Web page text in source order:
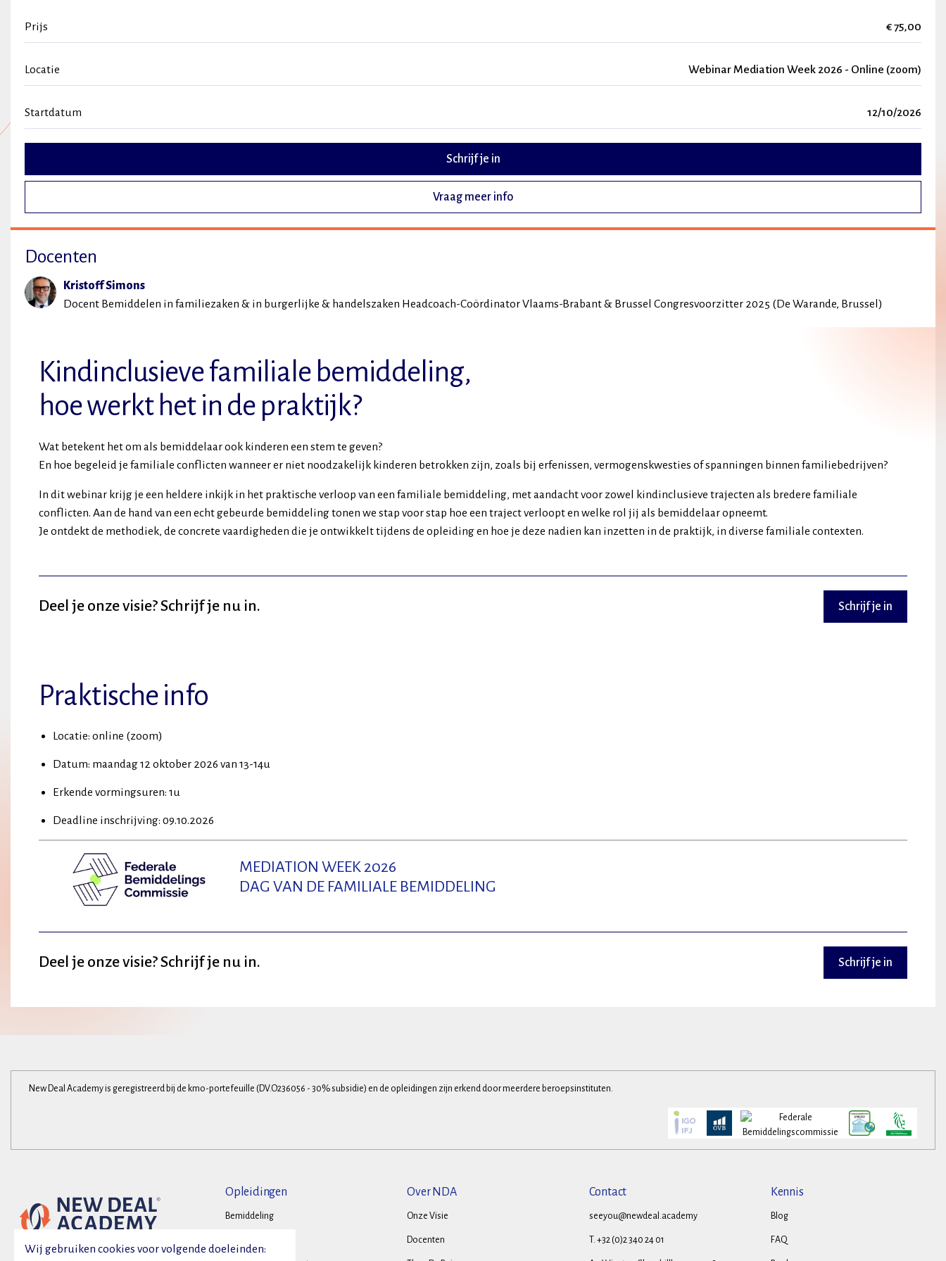
Kindinclusieve familiale bemiddeling,
hoe werkt het in de praktijk?
Wat betekent het om als bemiddelaar ook kinderen een stem te geven?
En hoe begeleid je familiale conflicten wanneer er niet noodzakelijk kinderen betrokken zijn, zoals bij erfenissen, vermogenskwesties of spanningen binnen familiebedrijven?
In dit webinar krijg je een heldere inkijk in het praktische verloop van een familiale bemiddeling, met aandacht voor zowel kindinclusieve trajecten als bredere familiale
conflicten. Aan de hand van een echt gebeurde bemiddeling tonen we stap voor stap hoe een traject verloopt en welke rol jij als bemiddelaar opneemt.
Je ontdekt de methodiek, de concrete vaardigheden die je ontwikkelt tijdens de opleiding en hoe je deze nadien kan inzetten in de praktijk, in diverse familiale contexten.
Deel je onze visie? Schrijf je nu in. Schrijf je in
Praktische info
Locatie: online (zoom)
Datum: maandag 12 oktober 2026 van 13-14u
Erkende vormingsuren: 1u
Deadline inschrijving: 09.10.2026
MEDIATION WEEK 2026
DAG VAN DE FAMILIALE BEMIDDELING
Deel je onze visie? Schrijf je nu in. Schrijf je in
Prijs € 75,00
Locatie Webinar Mediation Week 2026 - Online (zoom)
Startdatum 12/10/2026
Schrijf je in
Vraag meer info
Docenten
Kristoff Simons
Docent Bemiddelen in familiezaken & in burgerlijke & handelszaken Headcoach-Coördinator Vlaams-Brabant & Brussel Congresvoorzitter 2025 (De Warande, Brussel)
New Deal Academy is geregistreerd bij de kmo-portefeuille (DV.O236056 - 30% subsidie) en de opleidingen zijn erkend door meerdere beroepsinstituten.
Opleidingen
Bemiddeling
Over NDA
Onze Visie
Docenten
Contact
seeyou@newdeal.academy
T. +32 (0)2 340 24 01
Kennis
Blog
FAQ
Wij gebruiken cookies voor volgende doeleinden: